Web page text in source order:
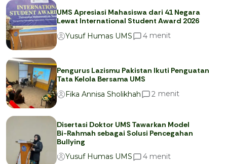
UMS Apresiasi Mahasiswa dari 41 Negara
Lewat International Student Award 2026
Yusuf Humas UMS
4 menit
Pengurus Lazismu Pakistan Ikuti Penguatan
Tata Kelola Bersama UMS
Fika Annisa Sholikhah
2 menit
Disertasi Doktor UMS Tawarkan Model
Bi-Rahmah sebagai Solusi Pencegahan
Bullying
Yusuf Humas UMS
4 menit